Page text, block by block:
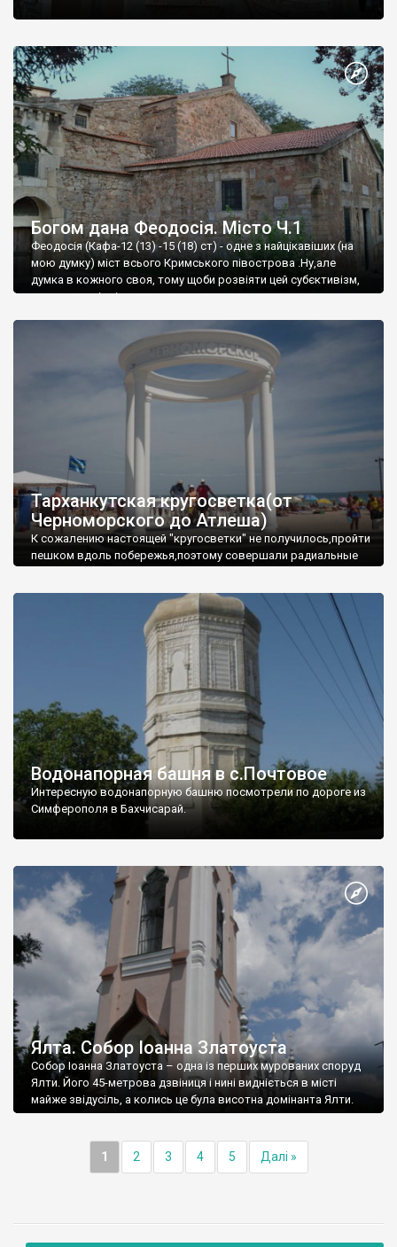
Богом дана Феодосія. Місто Ч.1
Феодосія (Кафа-12 (13) -15 (18) ст) - одне з найцікавіших (на
мою думку) міст всього Кримського півострова .Ну,але
думка в кожного своя, тому щоби розвіяти цей субєктивізм,
запрошую відвідати це
Тарханкутская кругосветка(от
Черноморского до Атлеша)
К сожалению настоящей "кругосветки" не получилось,пройти
пешком вдоль побережья,поэтому совершали радиальные
Водонапорная башня в с.Почтовое
Интересную водонапорную башню посмотрели по дороге из
Симферополя в Бахчисарай.
Ялта. Собор Іоанна Златоуста
Собор Іоанна Златоуста – одна із перших мурованих споруд
Ялти. Його 45-метрова дзвіниця і нині видніється в місті
майже звідусіль, а колись це була висотна домінанта Ялти.
1 2 3 4 5 Далі »